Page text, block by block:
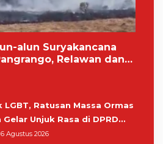
alun Suryakancana
Relawan dan
LGBT, Ratusan Massa Ormas
Gelar Unjuk Rasa di DPRD
Agustus 2026